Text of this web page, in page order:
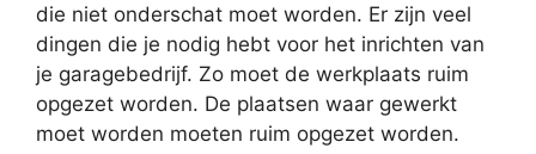
die niet onderschat moet worden. Er zijn veel
dingen die je nodig hebt voor het inrichten van
je garagebedrijf. Zo moet de werkplaats ruim
opgezet worden. De plaatsen waar gewerkt
moet worden moeten ruim opgezet worden.